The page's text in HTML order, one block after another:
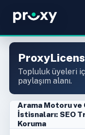
Topluluk üyeleri
paylaşım alanı.
Arama Motoru ve
İstisnaları: SEO
Koruma